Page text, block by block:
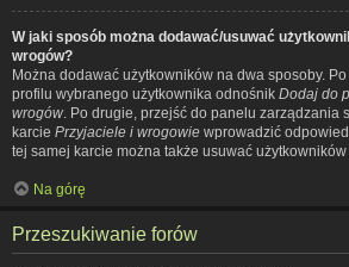
W jaki sposób można dodawać/usuwać
wrogów?
Można dodawać użytkowników na dwa sposoby.
profilu wybranego użytkownika odnośnik Dodaj do
wrogów . Po drugie, przejść do panelu zarządzania
karcie Przyjaciele i wrogowie wprowadzić
tej samej karcie można także usuwać użytkowników
Na górę
Przeszukiwanie forów